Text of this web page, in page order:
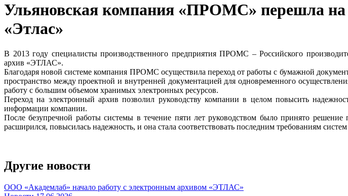
Ульяновская компания «ПРОМС» перешла на
«Этлас»
В 2013 году специалисты производственного предприятия ПРОМС – Российского
архив «ЭТЛАС».
Благодаря новой системе компания ПРОМС осуществила переход от работы с бумажной
пространство между проектной и внутренней документацией для одновременного
работу с большим объемом хранимых электронных ресурсов.
Переход на электронный архив позволил руководству компании в целом повысить
информации компании.
После безупречной работы системы в течение пяти лет руководством было принято
расширился, повысилась надежность, и она стала соответствовать последним требованиям
Другие новости
ООО «Академлаб» начало работу с электронным архивом «ЭТЛАС»